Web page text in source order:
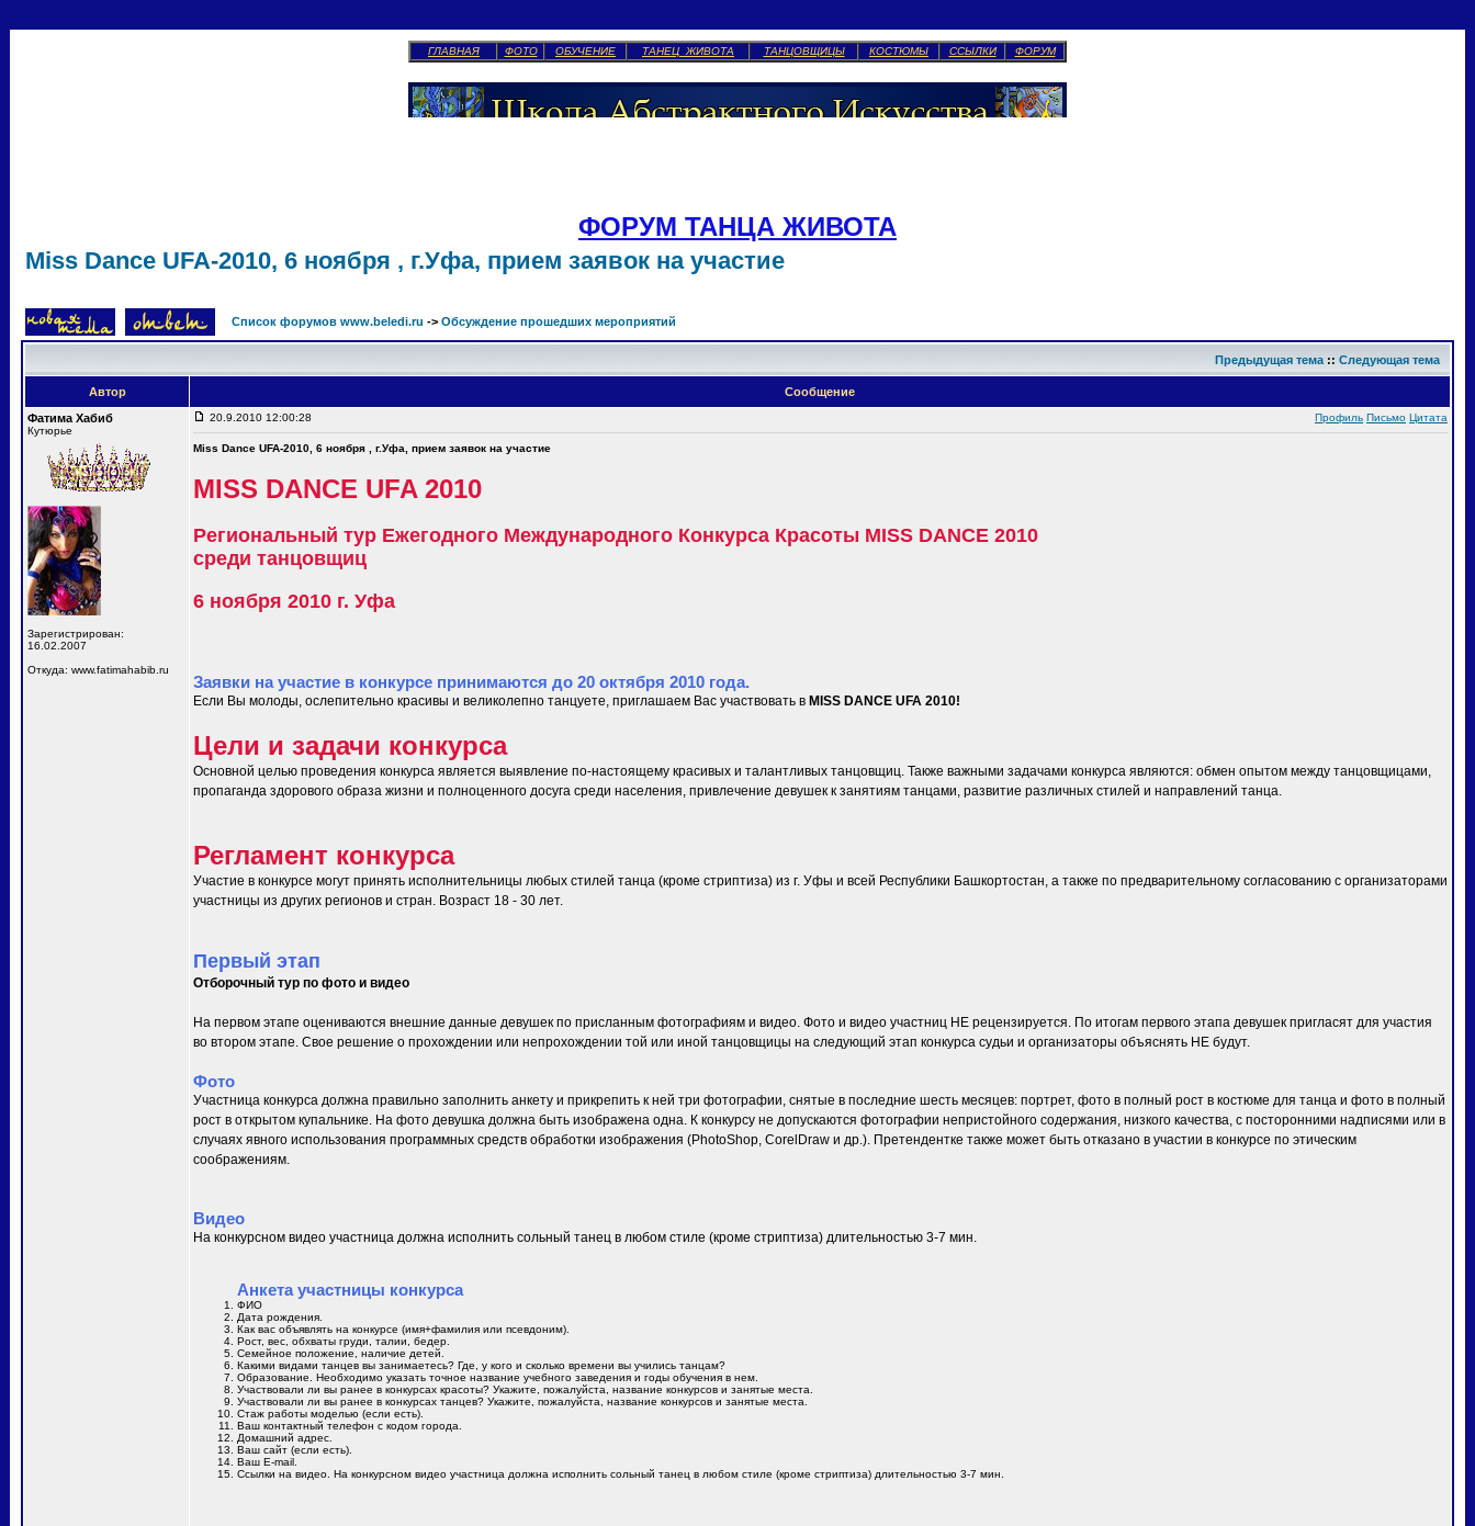
ГЛАВНАЯ ФОТО ОБУЧЕНИЕ ТАНЕЦ ЖИВОТА ТАНЦОВЩИЦЫ КОСТЮМЫ ССЫЛКИ ФОРУМ
ФОРУМ ТАНЦА ЖИВОТА
Miss Dance UFA-2010, 6 ноября , г.Уфа, прием заявок на участие
Список форумов www.beledi.ru -> Обсуждение прошедших мероприятий
Предыдущая тема :: Следующая тема
Автор
Сообщение
Фатима Хабиб
Кутюрье
Зарегистрирован:
16.02.2007
Откуда: www.fatimahabib.ru
20.9.2010 12:00:28 Профиль Письмо Цитата
Miss Dance UFA-2010, 6 ноября , г.Уфа, прием заявок на участие
MISS DANCE UFA 2010
Региональный тур Ежегодного Международного Конкурса Красоты MISS DANCE 2010
среди танцовщиц
6 ноября 2010 г. Уфа
Заявки на участие в конкурсе принимаются до 20 октября 2010 года.
Если Вы молоды, ослепительно красивы и великолепно танцуете, приглашаем Вас участвовать в MISS DANCE UFA 2010!
Цели и задачи конкурса
Основной целью проведения конкурса является выявление по-настоящему красивых и талантливых танцовщиц. Также важными задачами конкурса являются: обмен опытом между танцовщицами,
пропаганда здорового образа жизни и полноценного досуга среди населения, привлечение девушек к занятиям танцами, развитие различных стилей и направлений танца.
Регламент конкурса
Участие в конкурсе могут принять исполнительницы любых стилей танца (кроме стриптиза) из г. Уфы и всей Республики Башкортостан, а также по предварительному согласованию с организаторами
участницы из других регионов и стран. Возраст 18 - 30 лет.
Первый этап
Отборочный тур по фото и видео
На первом этапе оцениваются внешние данные девушек по присланным фотографиям и видео. Фото и видео участниц НЕ рецензируется. По итогам первого этапа девушек пригласят для участия
во втором этапе. Свое решение о прохождении или непрохождении той или иной танцовщицы на следующий этап конкурса судьи и организаторы объяснять НЕ будут.
Фото
Участница конкурса должна правильно заполнить анкету и прикрепить к ней три фотографии, снятые в последние шесть месяцев: портрет, фото в полный рост в костюме для танца и фото в полный
рост в открытом купальнике. На фото девушка должна быть изображена одна. К конкурсу не допускаются фотографии непристойного содержания, низкого качества, с посторонними надписями или в
случаях явного использования программных средств обработки изображения (PhotoShop, CorelDraw и др.). Претендентке также может быть отказано в участии в конкурсе по этическим
соображениям.
Видео
На конкурсном видео участница должна исполнить сольный танец в любом стиле (кроме стриптиза) длительностью 3-7 мин.
Анкета участницы конкурса
ФИО
Дата рождения.
Как вас объявлять на конкурсе (имя+фамилия или псевдоним).
Рост, вес, обхваты груди, талии, бедер.
Семейное положение, наличие детей.
Какими видами танцев вы занимаетесь? Где, у кого и сколько времени вы учились танцам?
Образование. Необходимо указать точное название учебного заведения и годы обучения в нем.
Участвовали ли вы ранее в конкурсах красоты? Укажите, пожалуйста, название конкурсов и занятые места.
Участвовали ли вы ранее в конкурсах танцев? Укажите, пожалуйста, название конкурсов и занятые места.
Стаж работы моделью (если есть).
Ваш контактный телефон с кодом города.
Домашний адрес.
Ваш сайт (если есть).
Ваш E-mail.
Ссылки на видео. На конкурсном видео участница должна исполнить сольный танец в любом стиле (кроме стриптиза) длительностью 3-7 мин.